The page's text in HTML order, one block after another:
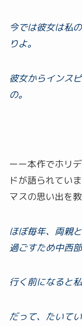
今では彼女は私
りよ。
彼女からインス
の。
ーー本作でホリ
ドが語られてい
マスの思い出を
ほぼ毎年、両親
過ごすため中西部
行く前になると
だって、たいて